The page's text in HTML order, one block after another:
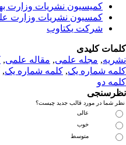
کمیسیون نشریات وزارت
کمسیون نشریات وزارت
شرکت یکتاوب
کلیدی
,مجله علمی, مقاله علمی,
شماره یک,کلمه شماره یک,
دو
شما در مورد قالب جدید چیست؟
عالی
خوب
متوسط